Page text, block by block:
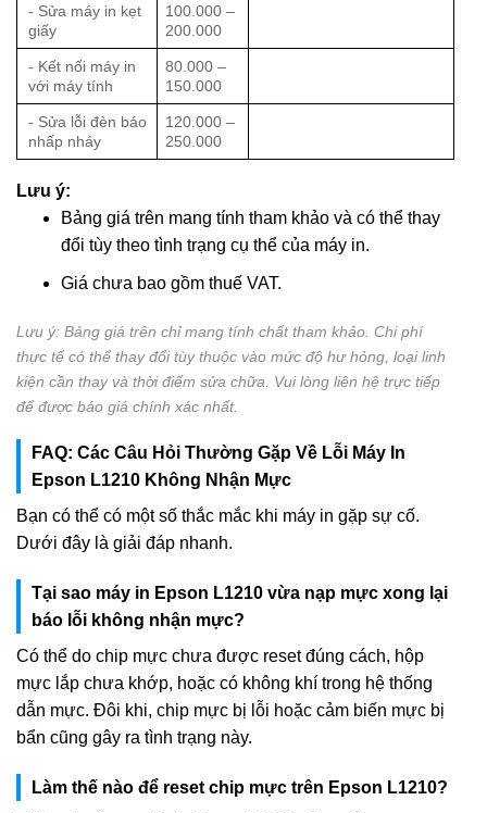
- Sửa máy in kẹt
giấy
100.000 –
200.000
- Kết nối máy in
với máy tính
80.000 –
150.000
- Sửa lỗi đèn báo
nhấp nháy
120.000 –
250.000
Lưu ý:
Bảng giá trên mang tính tham khảo và có thể thay
đổi tùy theo tình trạng cụ thể của máy in.
Giá chưa bao gồm thuế VAT.
Lưu ý: Bảng giá trên chỉ mang tính chất tham khảo. Chi phí
thực tế có thể thay đổi tùy thuộc vào mức độ hư hỏng, loại linh
kiện cần thay và thời điểm sửa chữa. Vui lòng liên hệ trực tiếp
để được báo giá chính xác nhất.
FAQ: Các Câu Hỏi Thường Gặp Về Lỗi Máy In
Epson L1210 Không Nhận Mực
Bạn có thể có một số thắc mắc khi máy in gặp sự cố.
Dưới đây là giải đáp nhanh.
Tại sao máy in Epson L1210 vừa nạp mực xong lại
báo lỗi không nhận mực?
Có thể do chip mực chưa được reset đúng cách, hộp
mực lắp chưa khớp, hoặc có không khí trong hệ thống
dẫn mực. Đôi khi, chip mực bị lỗi hoặc cảm biến mực bị
bẩn cũng gây ra tình trạng này.
Làm thế nào để reset chip mực trên Epson L1210?